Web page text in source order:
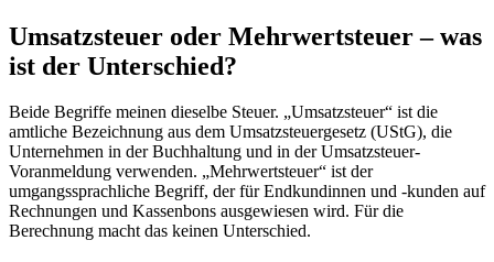
Umsatzsteuer oder Mehrwertsteuer – was
ist der Unterschied?
Beide Begriffe meinen dieselbe Steuer. „Umsatzsteuer“ ist die
amtliche Bezeichnung aus dem Umsatzsteuergesetz (UStG), die
Unternehmen in der Buchhaltung und in der Umsatzsteuer-
Voranmeldung verwenden. „Mehrwertsteuer“ ist der
umgangssprachliche Begriff, der für Endkundinnen und -kunden auf
Rechnungen und Kassenbons ausgewiesen wird. Für die
Berechnung macht das keinen Unterschied.